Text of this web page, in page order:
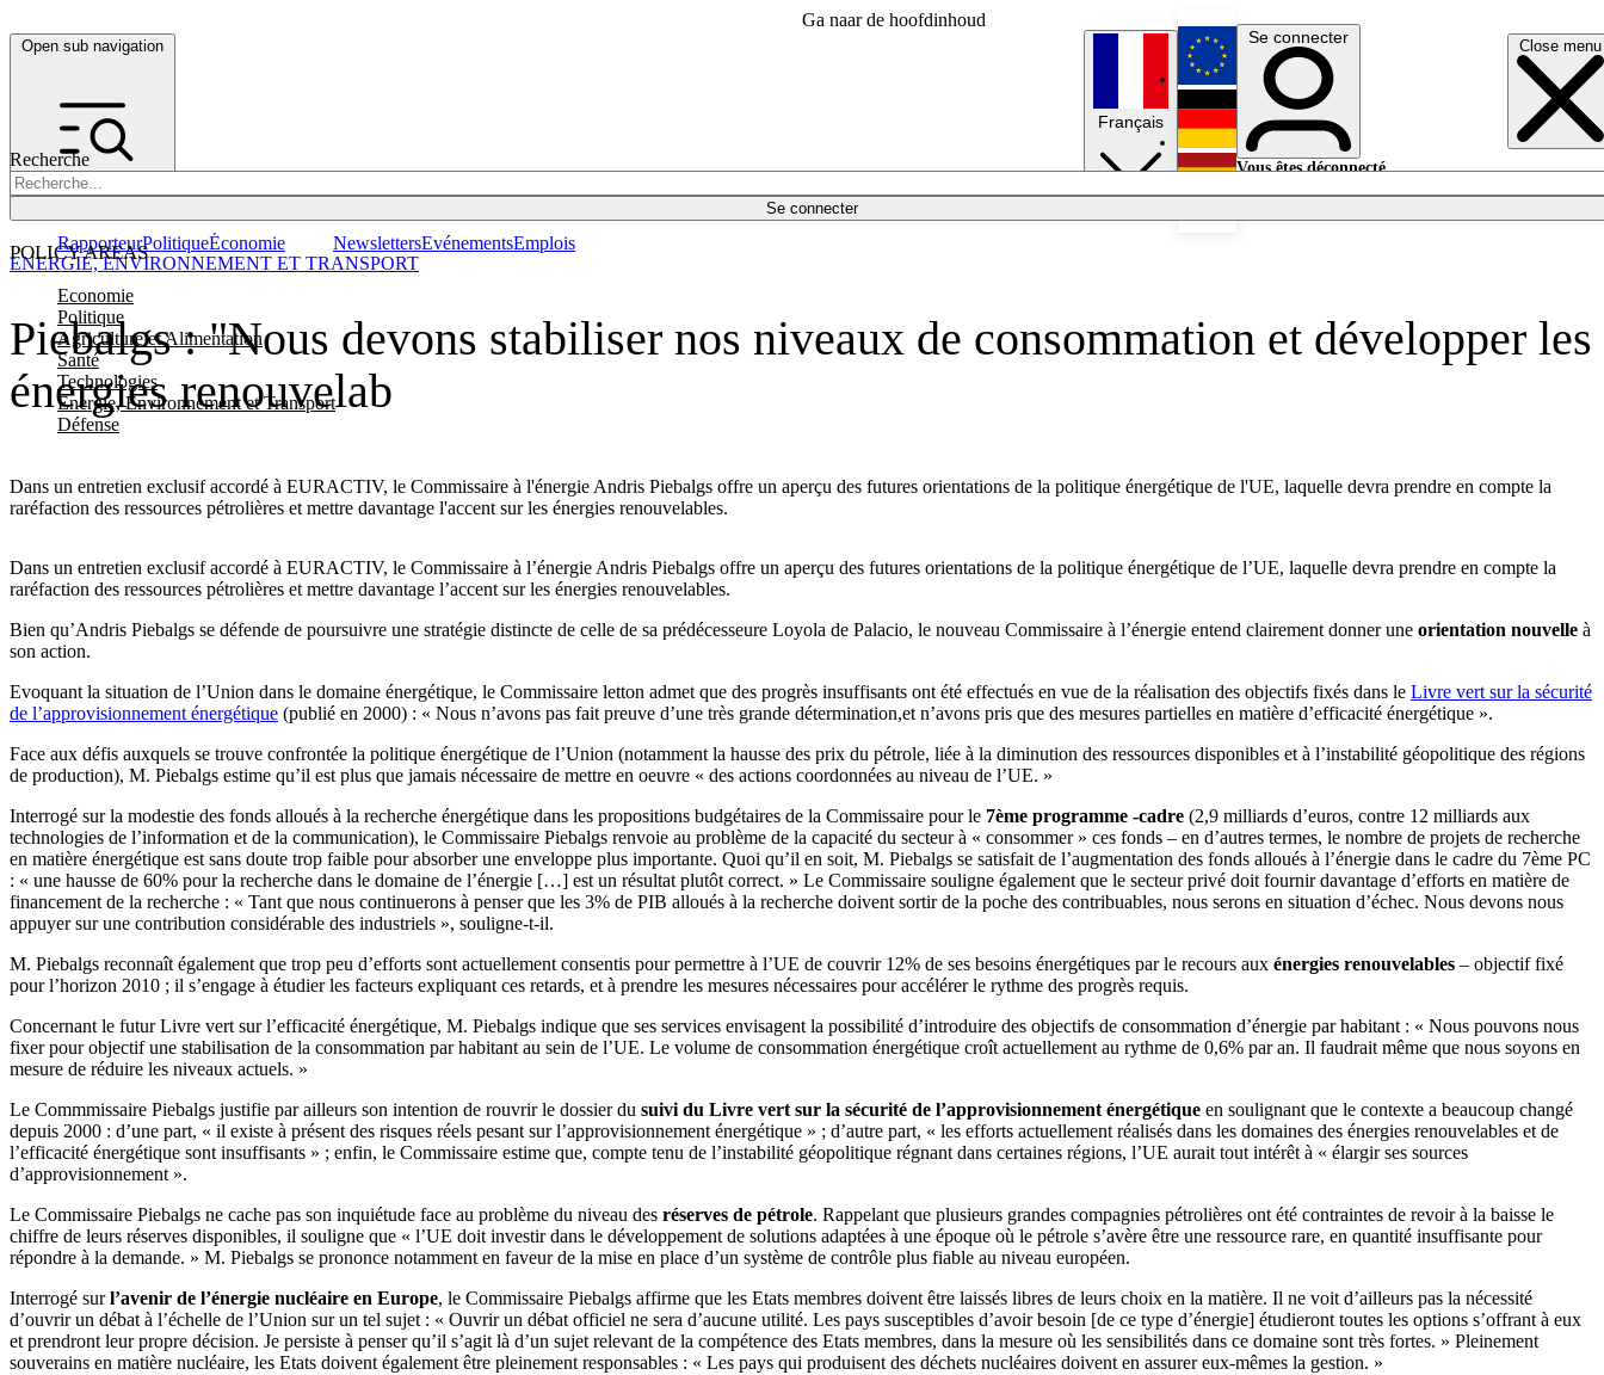
Ga naar de hoofdinhoud
Open sub navigation Close menu
Recherche
Se connecter
POLICY AREAS
Economie
Politique
Agriculture et Alimentation
Santé
Technologies
Energie, Environnement et Transport
Défense
RapporteurPolitiqueÉconomie NewslettersEvénementsEmplois
Français
English
Deutsch
Se connecter
Vous êtes déconnecté.
Piebalgs : "Nous devons stabiliser nos niveaux de consommation et développer les
énergies renouvelab
Dans un entretien exclusif accordé à EURACTIV, le Commissaire à l'énergie Andris Piebalgs offre un aperçu des futures orientations de la politique énergétique de l'UE, laquelle devra prendre en compte la
raréfaction des ressources pétrolières et mettre davantage l'accent sur les énergies renouvelables.
ENERGIE, ENVIRONNEMENT ET TRANSPORT
Dans un entretien exclusif accordé à EURACTIV, le Commissaire à l’énergie Andris Piebalgs offre un aperçu des futures orientations de la politique énergétique de l’UE, laquelle devra prendre en compte la
raréfaction des ressources pétrolières et mettre davantage l’accent sur les énergies renouvelables.
Bien qu’Andris Piebalgs se défende de poursuivre une stratégie distincte de celle de sa prédécesseure Loyola de Palacio, le nouveau Commissaire à l’énergie entend clairement donner une orientation nouvelle à
son action.
Evoquant la situation de l’Union dans le domaine énergétique, le Commissaire letton admet que des progrès insuffisants ont été effectués en vue de la réalisation des objectifs fixés dans le Livre vert sur la sécurité
de l’approvisionnement énergétique (publié en 2000) : « Nous n’avons pas fait preuve d’une très grande détermination,et n’avons pris que des mesures partielles en matière d’efficacité énergétique ».
Face aux défis auxquels se trouve confrontée la politique énergétique de l’Union (notamment la hausse des prix du pétrole, liée à la diminution des ressources disponibles et à l’instabilité géopolitique des régions
de production), M. Piebalgs estime qu’il est plus que jamais nécessaire de mettre en oeuvre « des actions coordonnées au niveau de l’UE. »
Interrogé sur la modestie des fonds alloués à la recherche énergétique dans les propositions budgétaires de la Commissaire pour le 7ème programme -cadre (2,9 milliards d’euros, contre 12 milliards aux
technologies de l’information et de la communication), le Commissaire Piebalgs renvoie au problème de la capacité du secteur à « consommer » ces fonds – en d’autres termes, le nombre de projets de recherche
en matière énergétique est sans doute trop faible pour absorber une enveloppe plus importante. Quoi qu’il en soit, M. Piebalgs se satisfait de l’augmentation des fonds alloués à l’énergie dans le cadre du 7ème PC
: « une hausse de 60% pour la recherche dans le domaine de l’énergie […] est un résultat plutôt correct. » Le Commissaire souligne également que le secteur privé doit fournir davantage d’efforts en matière de
financement de la recherche : « Tant que nous continuerons à penser que les 3% de PIB alloués à la recherche doivent sortir de la poche des contribuables, nous serons en situation d’échec. Nous devons nous
appuyer sur une contribution considérable des industriels », souligne-t-il.
M. Piebalgs reconnaît également que trop peu d’efforts sont actuellement consentis pour permettre à l’UE de couvrir 12% de ses besoins énergétiques par le recours aux énergies renouvelables – objectif fixé
pour l’horizon 2010 ; il s’engage à étudier les facteurs expliquant ces retards, et à prendre les mesures nécessaires pour accélérer le rythme des progrès requis.
Concernant le futur Livre vert sur l’efficacité énergétique, M. Piebalgs indique que ses services envisagent la possibilité d’introduire des objectifs de consommation d’énergie par habitant : « Nous pouvons nous
fixer pour objectif une stabilisation de la consommation par habitant au sein de l’UE. Le volume de consommation énergétique croît actuellement au rythme de 0,6% par an. Il faudrait même que nous soyons en
mesure de réduire les niveaux actuels. »
Le Commmissaire Piebalgs justifie par ailleurs son intention de rouvrir le dossier du suivi du Livre vert sur la sécurité de l’approvisionnement énergétique en soulignant que le contexte a beaucoup changé
depuis 2000 : d’une part, « il existe à présent des risques réels pesant sur l’approvisionnement énergétique » ; d’autre part, « les efforts actuellement réalisés dans les domaines des énergies renouvelables et de
l’efficacité énergétique sont insuffisants » ; enfin, le Commissaire estime que, compte tenu de l’instabilité géopolitique régnant dans certaines régions, l’UE aurait tout intérêt à « élargir ses sources
d’approvisionnement ».
Le Commissaire Piebalgs ne cache pas son inquiétude face au problème du niveau des réserves de pétrole. Rappelant que plusieurs grandes compagnies pétrolières ont été contraintes de revoir à la baisse le
chiffre de leurs réserves disponibles, il souligne que « l’UE doit investir dans le développement de solutions adaptées à une époque où le pétrole s’avère être une ressource rare, en quantité insuffisante pour
répondre à la demande. » M. Piebalgs se prononce notamment en faveur de la mise en place d’un système de contrôle plus fiable au niveau européen.
Interrogé surl’avenir de l’énergie nucléaire en Europe, le Commissaire Piebalgs affirme que les Etats membres doivent être laissés libres de leurs choix en la matière. Il ne voit d’ailleurs pas la nécessité
d’ouvrir un débat à l’échelle de l’Union sur un tel sujet : « Ouvrir un débat officiel ne sera d’aucune utilité. Les pays susceptibles d’avoir besoin [de ce type d’énergie] étudieront toutes les options s’offrant à eux
et prendront leur propre décision. Je persiste à penser qu’il s’agit là d’un sujet relevant de la compétence des Etats membres, dans la mesure où les sensibilités dans ce domaine sont très fortes. » Pleinement
souverains en matière nucléaire, les Etats doivent également être pleinement responsables : « Les pays qui produisent des déchets nucléaires doivent en assurer eux-mêmes la gestion. »